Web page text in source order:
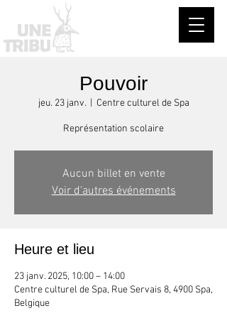
Pouvoir
jeu. 23 janv.
  |
Centre culturel de Spa
Représentation scolaire
Aucun billet en vente
Voir d'autres événements
Heure et lieu
23 janv. 2025, 10:00 – 14:00
Centre culturel de Spa, Rue Servais 8, 4900 Spa,
Belgique